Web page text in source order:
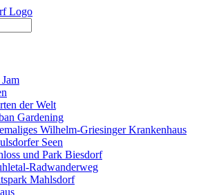
der Welt
Gardening
Wilhelm-Griesinger Krankenhaus
Seen
und Park Biesdorf
Radwanderweg
Mahlsdorf